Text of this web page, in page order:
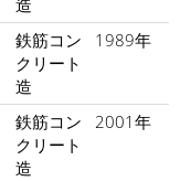
造
鉄筋コン
クリート
造
1989年
鉄筋コン
クリート
造
2001年